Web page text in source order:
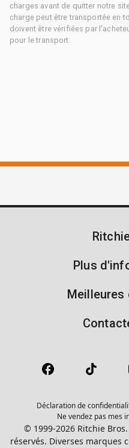
charges avant de quitter notre
charge peut être transportée en
doivent être vérifiées par
pour le transport.
Plus
Meilleures
Déclaration de
Ne vendez pas mes
© 1999-2026 Ritchie
réservés. Diverses marques